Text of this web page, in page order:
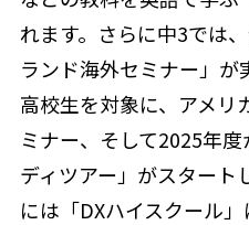
れます。さらに中3では
ランド海外セミナー」が
高校生を対象に、アメリ
ミナー、そして2025年
ディツアー」がスタート
には「DXハイスクール